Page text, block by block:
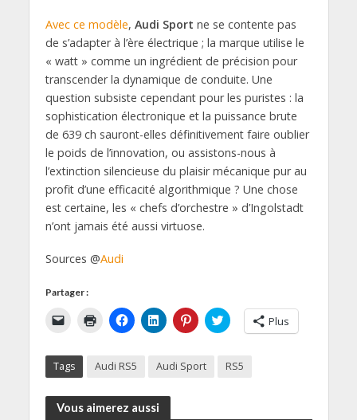
Avec ce modèle, Audi Sport ne se contente pas
de s’adapter à l’ère électrique ; la marque utilise le
« watt » comme un ingrédient de précision pour
transcender la dynamique de conduite. Une
question subsiste cependant pour les puristes : la
sophistication électronique et la puissance brute
de 639 ch sauront-elles définitivement faire oublier
le poids de l’innovation, ou assistons-nous à
l’extinction silencieuse du plaisir mécanique pur au
profit d’une efficacité algorithmique ? Une chose
est certaine, les « chefs d’orchestre » d’Ingolstadt
n’ont jamais été aussi virtuose.
Sources @Audi
Partager :
u
e
r
o
u
u
e
o
u
C
l
u
e
o
u
C
l
e
o
C
l
e
C
l
u
e
Plus
Tags Audi RS5 Audi Sport RS5
Vous aimerez aussi